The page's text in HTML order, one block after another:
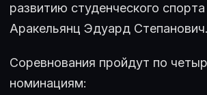
развитию студенческого
Аракельянц Эдуард Степанович.
Соревнования пройдут по
номинациям: